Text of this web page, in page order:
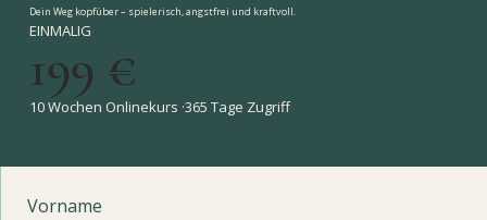
Dein Weg kopfüber – spielerisch, angstfrei und kraftvoll.
EINMALIG
199 €
10 Wochen Onlinekurs ·365 Tage Zugriff
Vorname